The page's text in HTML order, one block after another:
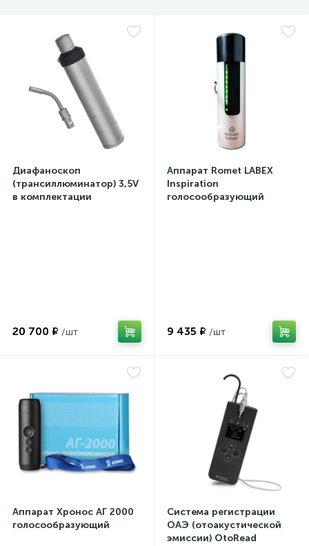
Диафаноскоп
(трансиллюминатор) 3,5V
в комплектации
20 700 ₽
Аппарат Romet LABEX
Inspiration
голосообразующий
9 435 ₽
Аппарат Хронос АГ 2000
голосообразующий
Система регистрации
ОАЭ (отоакустической
эмиссии) OtoRead